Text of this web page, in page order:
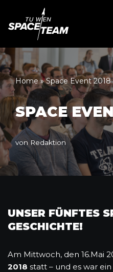
Zum
Home»Space Event 2018
SPACE
von Redaktion
UNSER FÜNFTES
GESCHICHTE!
Am Mittwoch, den 16.Mai
2018 statt – und es war